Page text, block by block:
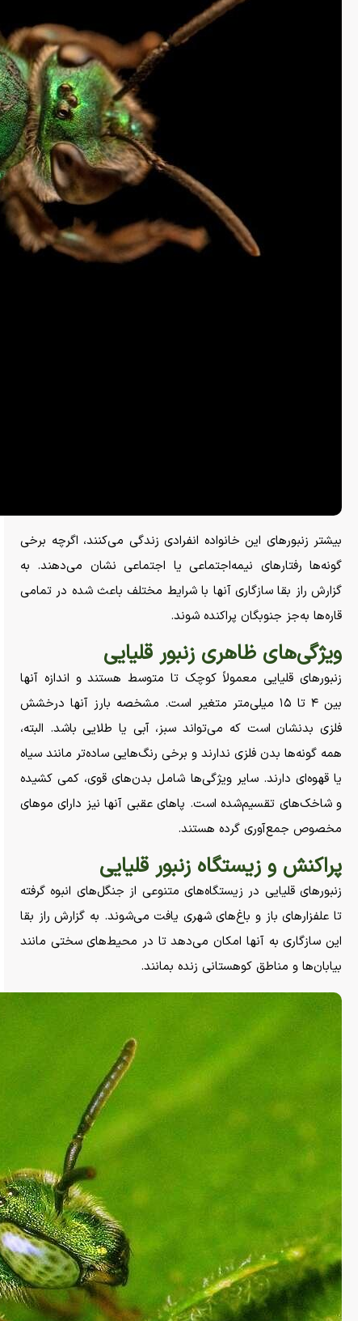
بیشتر زنبور‌های این خانواده انفرادی زندگی می‌کنند، اگرچه برخی
گونه‌ها رفتار‌های نیمه‌اجتماعی یا اجتماعی نشان می‌دهند. به
گزارش راز بقا سازگاری آنها با شرایط مختلف باعث شده در تمامی
قاره‌ها به‌جز جنوبگان پراکنده شوند.
ویژگی‌های ظاهری زنبور قلیایی
زنبور‌های قلیایی معمولاً کوچک تا متوسط هستند و اندازه آنها
بین ۴ تا ۱۵ میلی‌متر متغیر است. مشخصه بارز آنها درخشش
فلزی بدنشان است که می‌تواند سبز، آبی یا طلایی باشد. البته،
همه گونه‌ها بدن فلزی ندارند و برخی رنگ‌هایی ساده‌تر مانند سیاه
یا قهوه‌ای دارند. سایر ویژگی‌ها شامل بدن‌های قوی، کمی کشیده
و شاخک‌های تقسیم‌شده است. پا‌های عقبی آنها نیز دارای مو‌های
مخصوص جمع‌آوری گرده هستند.
پراکنش و زیستگاه زنبور قلیایی
زنبورهای قلیایی‌ در زیستگاه‌های متنوعی از جنگل‌های انبوه گرفته
تا علفزار‌های باز و باغ‌های شهری یافت می‌شوند. به گزارش راز بقا
این سازگاری به آنها امکان می‌دهد تا در محیط‌های سختی مانند
بیابان‌ها و مناطق کوهستانی زنده بمانند.